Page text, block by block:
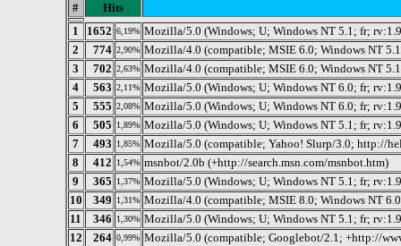
#
Hits
1
1652 6,19% Mozilla/5.0 (Windows; U; Windows NT 5.1; fr;
2
774 2,90% Mozilla/4.0 (compatible; MSIE 6.0; Windows NT
3
702 2,63% Mozilla/4.0 (compatible; MSIE 6.0; Windows NT
4
563 2,11% Mozilla/5.0 (Windows; U; Windows NT 6.0; fr;
5
555 2,08% Mozilla/5.0 (Windows; U; Windows NT 6.0; fr;
6
505 1,89% Mozilla/5.0 (Windows; U; Windows NT 5.1; fr;
7
493 1,85% Mozilla/5.0 (compatible; Yahoo! Slurp/3.0; http://
8
412 1,54% msnbot/2.0b (+http://search.msn.com/msnbot.htm)
9
365 1,37% Mozilla/5.0 (Windows; U; Windows NT 5.1; fr;
10
349 1,31% Mozilla/4.0 (compatible; MSIE 8.0; Windows NT
11
346 1,30% Mozilla/5.0 (Windows; U; Windows NT 5.1; fr;
12
264 0,99% Mozilla/5.0 (compatible; Googlebot/2.1; +http://